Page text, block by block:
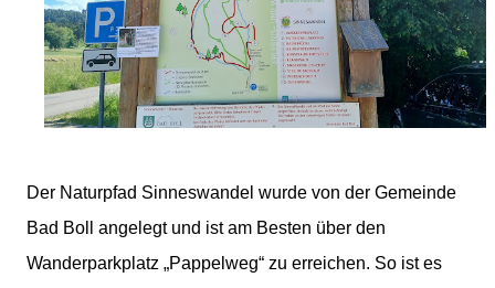
Der Naturpfad Sinneswandel wurde von der Gemeinde
Bad Boll angelegt und ist am Besten über den
Wanderparkplatz „Pappelweg“ zu erreichen. So ist es